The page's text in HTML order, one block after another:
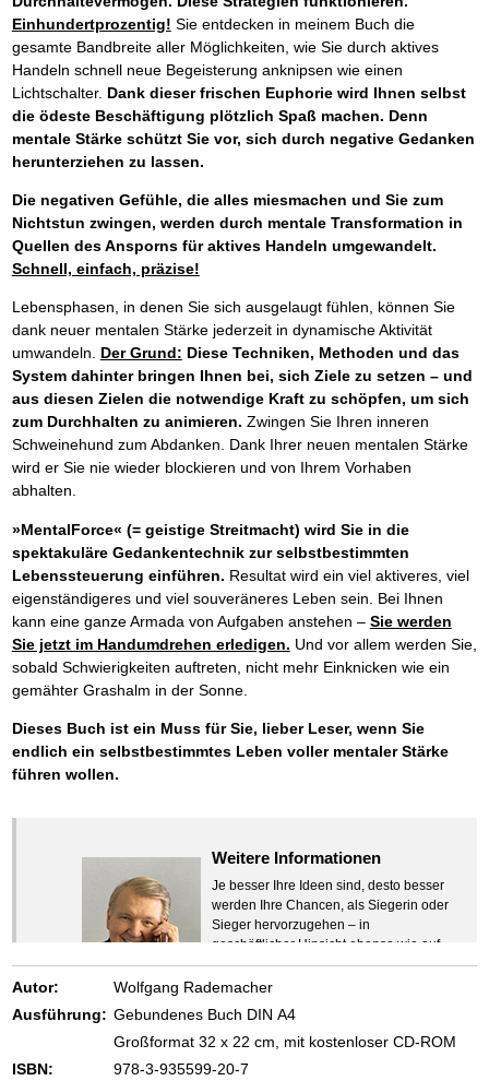
Einhundertprozentig! Sie entdecken in meinem Buch die
gesamte Bandbreite aller Möglichkeiten, wie Sie durch aktives
Handeln schnell neue Begeisterung anknipsen wie einen
Lichtschalter. Dank dieser frischen Euphorie wird Ihnen selbst
die ödeste Beschäftigung plötzlich Spaß machen. Denn
mentale Stärke schützt Sie vor, sich durch negative Gedanken
herunterziehen zu lassen.
Die negativen Gefühle, die alles miesmachen und Sie zum
Nichtstun zwingen, werden durch mentale Transformation in
Quellen des Ansporns für aktives Handeln umgewandelt.
Schnell, einfach, präzise!
Lebensphasen, in denen Sie sich ausgelaugt fühlen, können Sie
dank neuer mentalen Stärke jederzeit in dynamische Aktivität
umwandeln. Der Grund: Diese Techniken, Methoden und das
System dahinter bringen Ihnen bei, sich Ziele zu setzen – und
aus diesen Zielen die notwendige Kraft zu schöpfen, um sich
zum Durchhalten zu animieren. Zwingen Sie Ihren inneren
Schweinehund zum Abdanken. Dank Ihrer neuen mentalen Stärke
wird er Sie nie wieder blockieren und von Ihrem Vorhaben
abhalten.
»MentalForce« (= geistige Streitmacht) wird Sie in die
spektakuläre Gedankentechnik zur selbstbestimmten
Lebenssteuerung einführen. Resultat wird ein viel aktiveres, viel
eigenständigeres und viel souveräneres Leben sein. Bei Ihnen
kann eine ganze Armada von Aufgaben anstehen – Sie werden
Sie jetzt im Handumdrehen erledigen. Und vor allem werden Sie,
sobald Schwierigkeiten auftreten, nicht mehr Einknicken wie ein
gemähter Grashalm in der Sonne.
Dieses Buch ist ein Muss für Sie, lieber Leser, wenn Sie
endlich ein selbstbestimmtes Leben voller mentaler Stärke
führen wollen.
Weitere Informationen
Je besser Ihre Ideen sind, desto besser
werden Ihre Chancen, als Siegerin oder
Sieger hervorzugehen – in
geschäftlicher Hinsicht ebenso wie auf
beruflichem oder privatem Gebiet. Denn
eins ist todsicher:
Zeigen Sie mit der Maus hierhin, um
Autor:
Wolfgang Rademacher
Ausführung: Gebundenes Buch DIN A4
Großformat 32 x 22 cm, mit kostenloser CD-ROM
ISBN:
978-3-935599-20-7